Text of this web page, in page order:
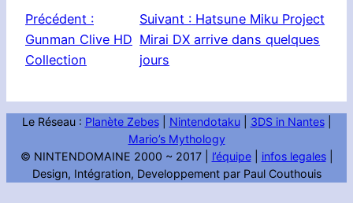
Précédent :
Gunman Clive HD
Collection
Suivant : Hatsune Miku Project
Mirai DX arrive dans quelques
jours
Le Réseau : Planète Zebes| Nintendotaku| 3DS in Nantes|
Mario’s Mythology
© NINTENDOMAINE 2000 ~ 2017 | l’équipe| infos legales|
Design, Intégration, Developpement par Paul Couthouis